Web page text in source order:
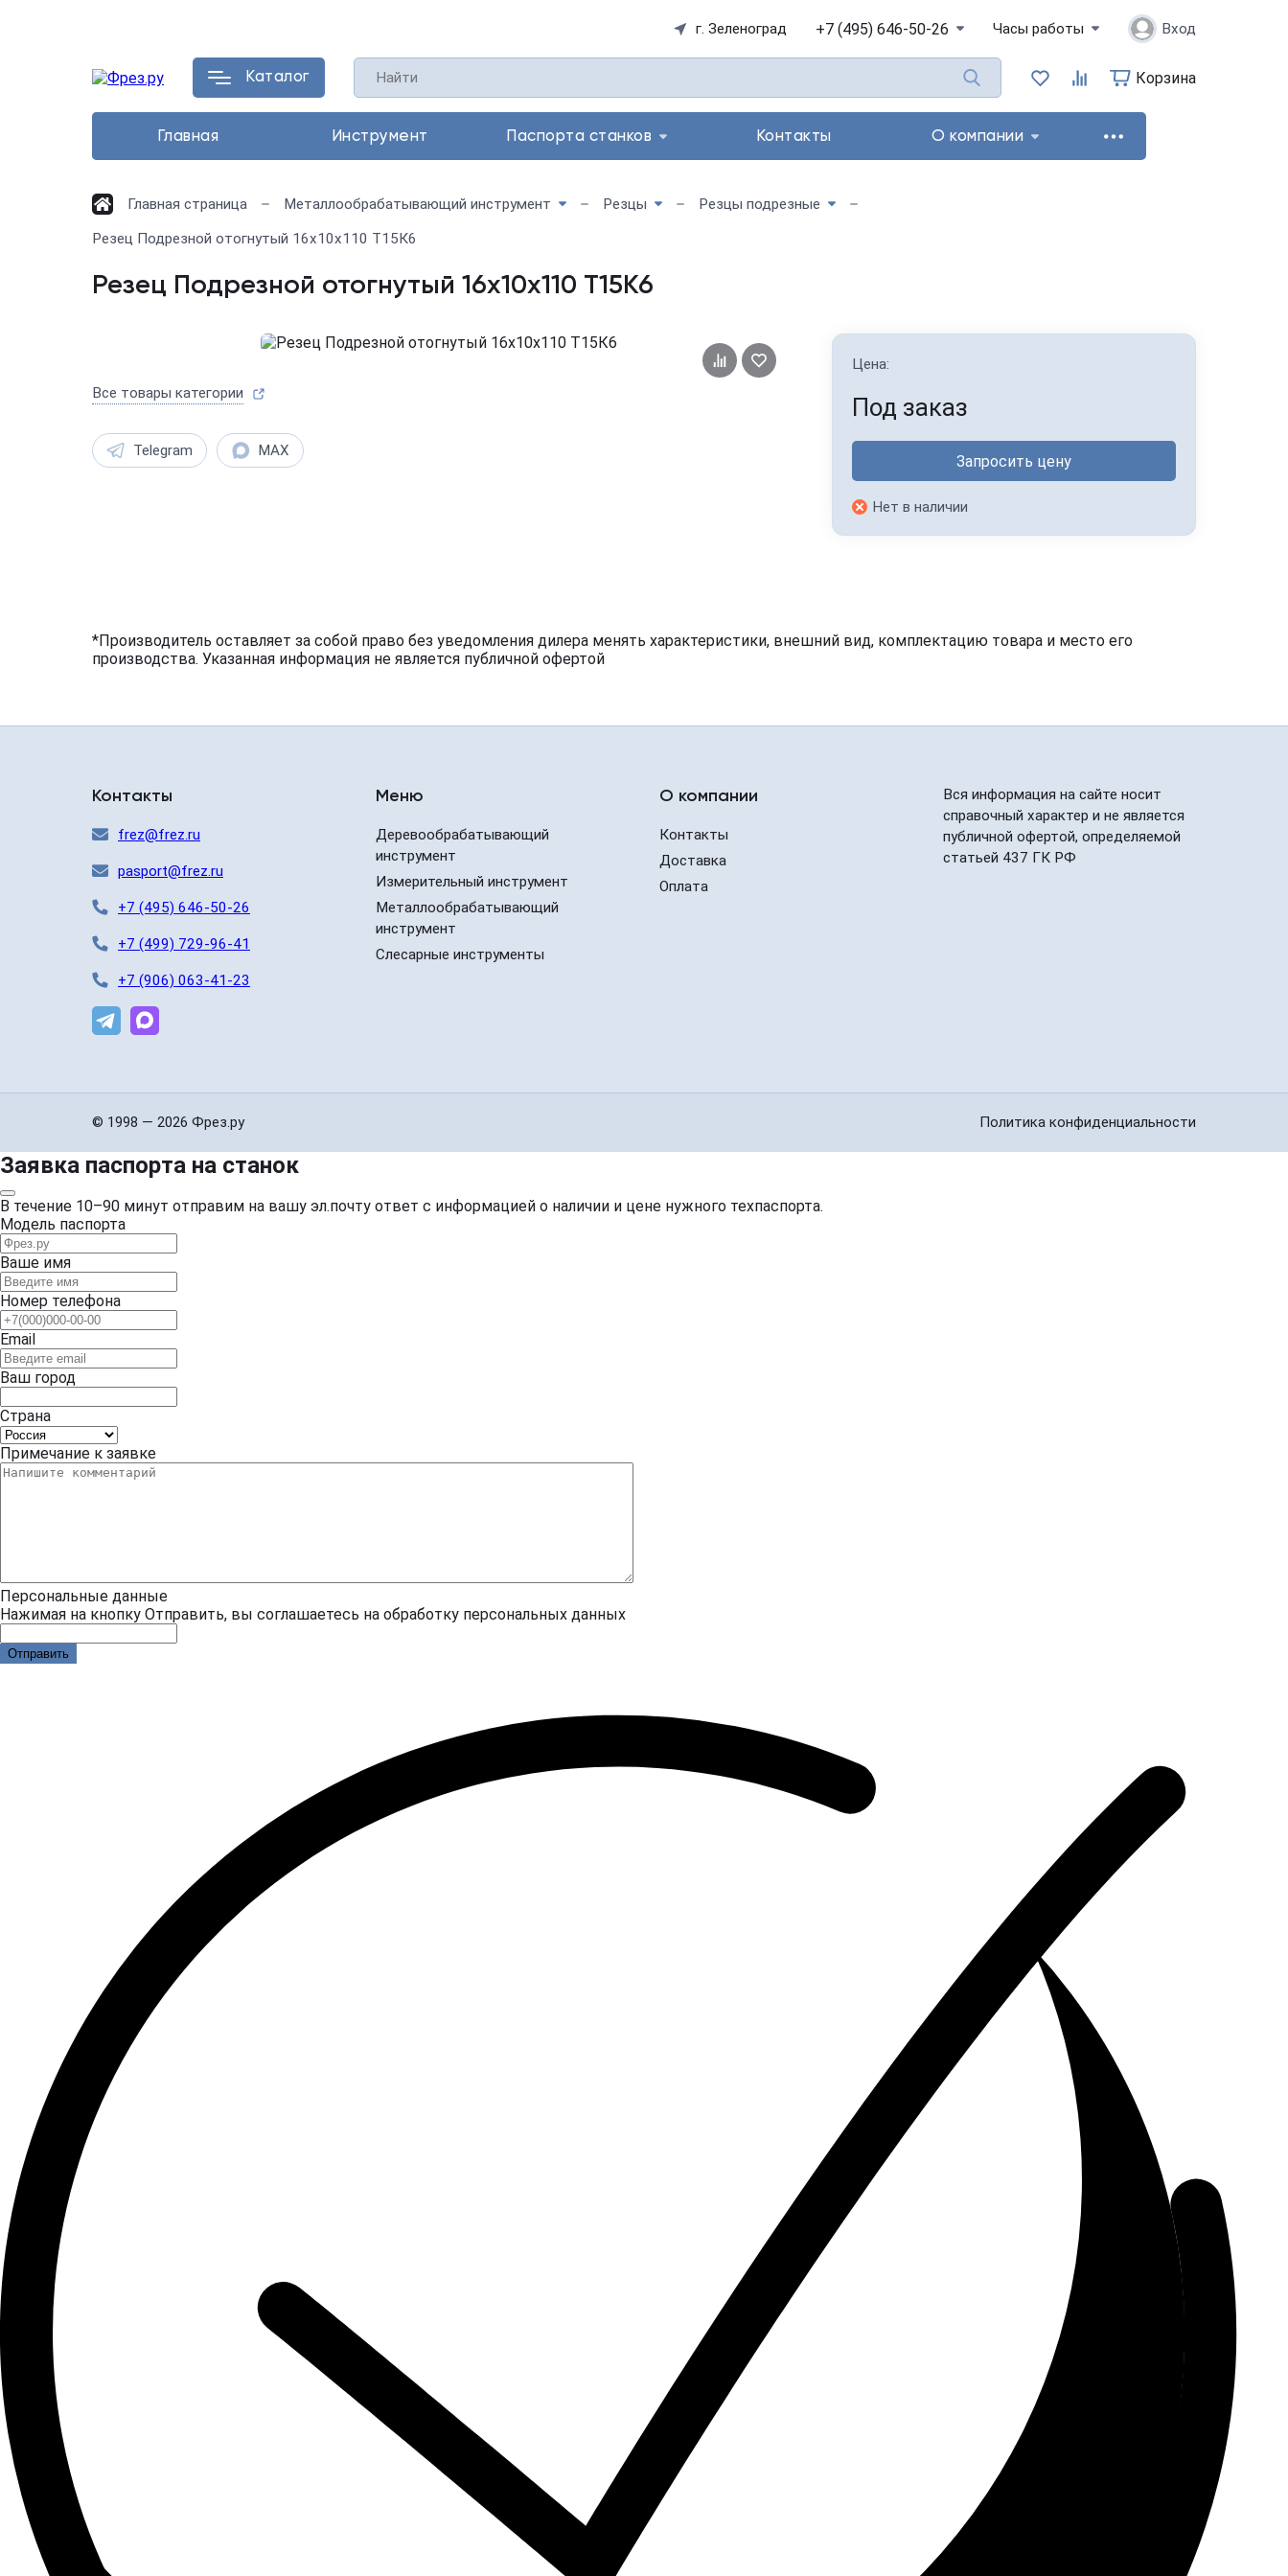
г. Зеленоград +7 (495) 646-50-26 Часы работы Вход
Каталог Корзина
Главная Инструмент Паспорта станков Контакты О компании
Главная страница Металлообрабатывающий инструмент Резцы
Резцы подрезные
Резец Подрезной отогнутый 16х10х110 Т15К6
Резец Подрезной отогнутый 16х10х110 Т15К6
Все товары категории
Telegram MAX
Цена:
Под заказ
Запросить цену
Нет в наличии
*Производитель оставляет за собой право без уведомления дилера менять характеристики, внешний вид, комплектацию товара и место его
производства. Указанная информация не является публичной офертой
Контакты
frez@frez.ru
pasport@frez.ru
+7 (495) 646-50-26
+7 (499) 729-96-41
+7 (906) 063-41-23
Меню
Деревообрабатывающий
инструмент
Измерительный инструмент
Металлообрабатывающий
инструмент
Слесарные инструменты
О компании
Контакты
Доставка
Оплата
Вся информация на сайте носит
справочный характер и не является
публичной офертой, определяемой
статьей 437 ГК РФ
© 1998 — 2026 Фрез.ру Политика конфиденциальности
Заявка паспорта на станок
В течение 10–90 минут отправим на вашу эл.почту ответ с информацией о наличии и цене нужного техпаспорта.
Модель паспорта
Ваше имя
Номер телефона
Email
Ваш город
Страна
Примечание к заявке
Персональные данные
Нажимая на кнопку Отправить, вы соглашаетесь на обработку персональных данных
Отправить